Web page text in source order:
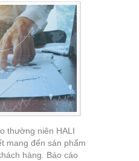
thường niên HALI
mang đến sản phẩm
hàng. Báo cáo